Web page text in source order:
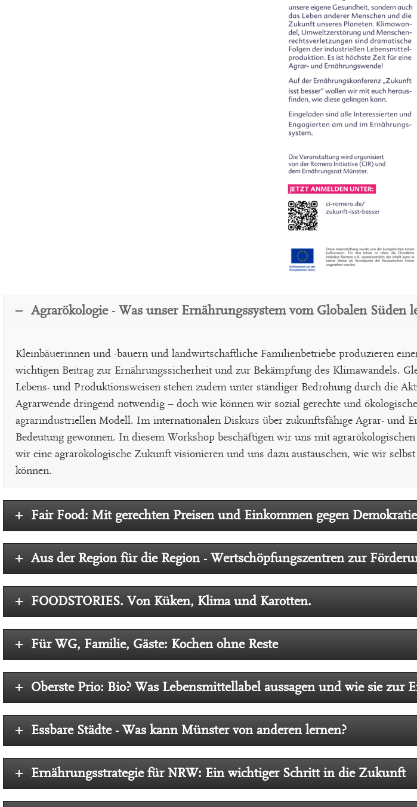
Agrarökologie - Was unser Ernährungssystem vom Globalen Süden
Kleinbäuerinnen und -bauern und landwirtschaftliche Familienbetriebe produzieren
wichtigen Beitrag zur Ernährungssicherheit und zur Bekämpfung des Klimawandels.
Lebens- und Produktionsweisen stehen zudem unter ständiger Bedrohung durch die
Agrarwende dringend notwendig – doch wie können wir sozial gerechte und
agrarindustriellen Modell. Im internationalen Diskurs über zukunftsfähige Agrar- und
Bedeutung gewonnen. In diesem Workshop beschäftigen wir uns mit
wir eine agrarökologische Zukunft visionieren und uns dazu austauschen, wie wir
können.
Fair Food: Mit gerechten Preisen und Einkommen gegen
Aus der Region für die Region - Wertschöpfungszentren zur
FOODSTORIES. Von Küken, Klima und Karotten.
Für WG, Familie, Gäste: Kochen ohne Reste
Oberste Prio: Bio? Was Lebensmittellabel aussagen und wie sie zur
Essbare Städte - Was kann Münster von anderen lernen?
Ernährungsstrategie für NRW: Ein wichtiger Schritt in die Zukunft